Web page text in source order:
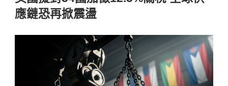
應鏈恐再掀震盪